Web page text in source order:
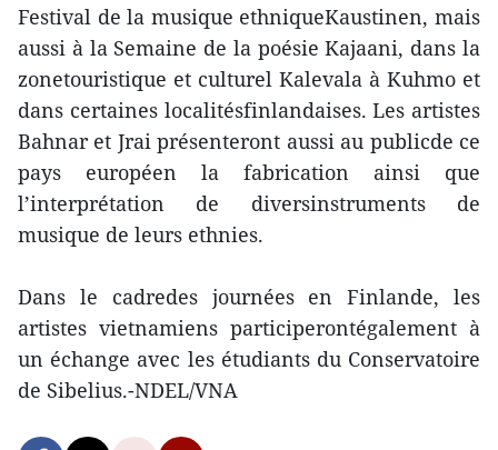
Festival de la musique ethniqueKaustinen, mais
aussi à la Semaine de la poésie Kajaani, dans la
zonetouristique et culturel Kalevala à Kuhmo et
dans certaines localitésfinlandaises. Les artistes
Bahnar et Jrai présenteront aussi au publicde ce
pays européen la fabrication ainsi que
l’interprétation de diversinstruments de
musique de leurs ethnies.
Dans le cadredes journées en Finlande, les
artistes vietnamiens participerontégalement à
un échange avec les étudiants du Conservatoire
de Sibelius.-NDEL/VNA